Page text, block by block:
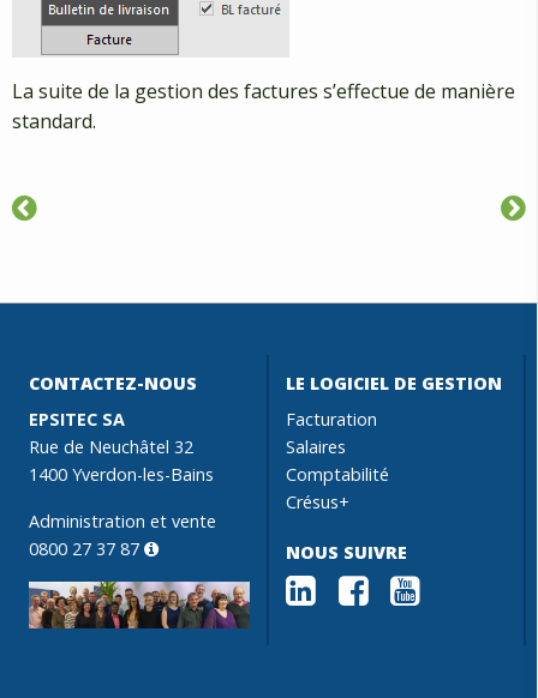
La suite de la gestion des factures s’effectue de manière
standard.
CONTACTEZ-NOUS
EPSITEC SA
Rue de Neuchâtel 32
1400 Yverdon-les-Bains
Administration et vente
0800 27 37 87
LE LOGICIEL DE GESTION
Facturation
Salaires
Comptabilité
Crésus+
NOUS SUIVRE